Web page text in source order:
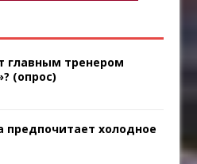
главным тренером
(опрос)
предпочитает холодное